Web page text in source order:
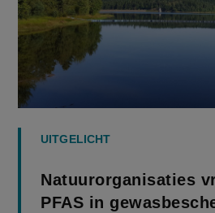
UITGELICHT
Natuurorganisaties
PFAS in